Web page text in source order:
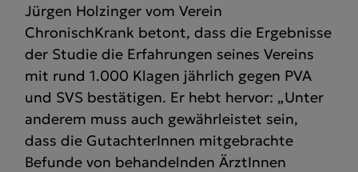
Jürgen Holzinger vom Verein
ChronischKrank betont, dass die Ergebnisse
der Studie die Erfahrungen seines Vereins
mit rund 1.000 Klagen jährlich gegen PVA
und SVS bestätigen. Er hebt hervor: „Unter
anderem muss auch gewährleistet sein,
dass die GutachterInnen mitgebrachte
Befunde von behandelnden ÄrztInnen